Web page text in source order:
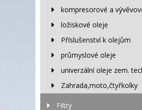
kompresorové a
ložiskové oleje
Příslušenství k olejům
průmyslové oleje
univerzální oleje zem.
Zahrada,moto,čtyřkolky
Filtry